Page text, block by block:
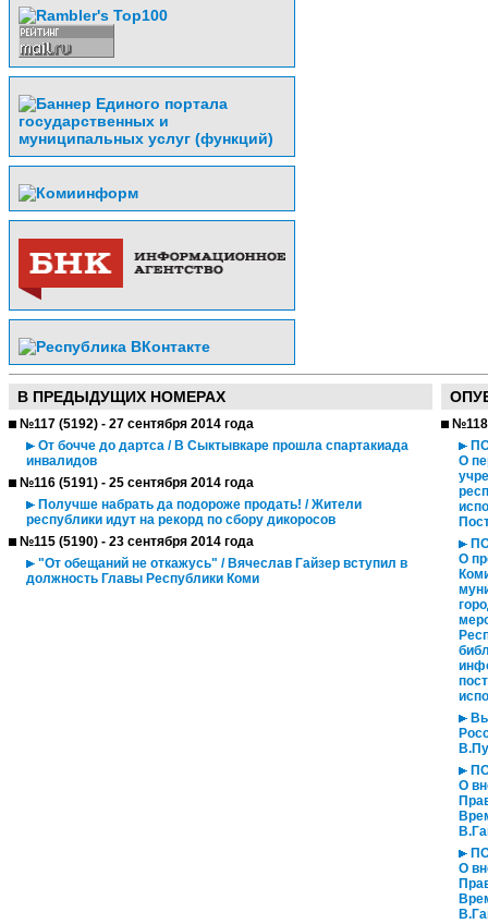
В ПРЕДЫДУЩИХ НОМЕРАХ
№117 (5192) - 27 сентября 2014 года
От бочче до дартса / В Сыктывкаре прошла спартакиада
инвалидов
№116 (5191) - 25 сентября 2014 года
Получше набрать да подороже продать! / Жители
республики идут на рекорд по сбору дикоросов
№115 (5190) - 23 сентября 2014 года
"От обещаний не откажусь" / Вячеслав Гайзер вступил в
должность Главы Республики Коми
№118
О
О
О
О